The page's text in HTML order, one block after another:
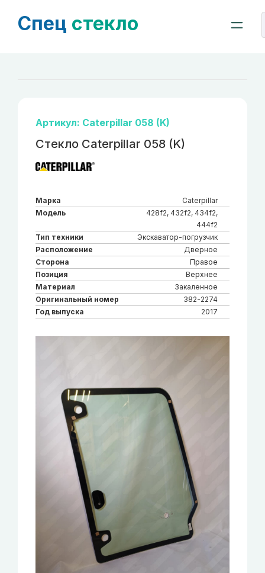
Спец стекло
Артикул: Caterpillar 058 (K)
Стекло Caterpillar 058 (K)
Марка
Caterpillar
Модель
428f2, 432f2, 434f2,
444f2
Тип техники
Экскаватор-погрузчик
Расположение
Дверное
Сторона
Правое
Позиция
Верхнее
Материал
Закаленное
Оригинальный номер
382-2274
Год выпуска
2017